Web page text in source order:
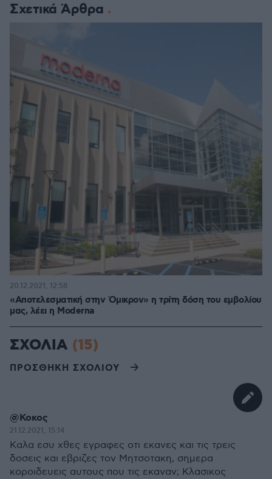
Σχετικά Άρθρα
«Αποτελεσματική στην Όμικρον» η τρίτη δόση του εμβολίου
μας, λέει η Moderna
20.12.2021, 12:58
ΣΧΟΛΙΑ (15)
ΠΡΟΣΘΗΚΗ ΣΧΟΛΙΟΥ
@Κοκος
21.12.2021, 15:14
Καλα εσυ χθες εγραφες οτι εκανες και τις τρεις
δοσεις και εβριζες τον Μητσοτακη, σημερα
κοροιδευεις αυτους που τις εκαναν; Κλασικος